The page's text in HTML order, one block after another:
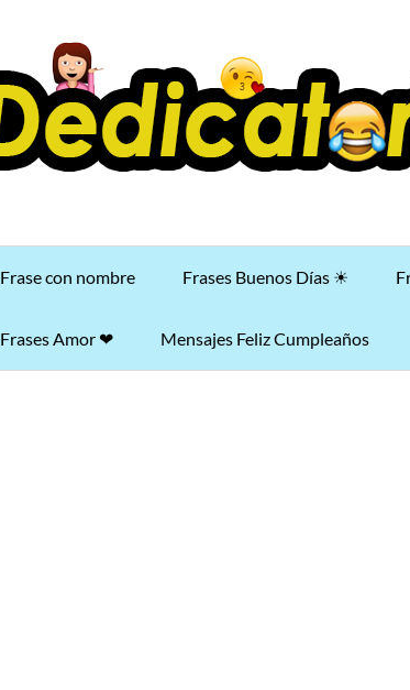
Frase con nombre Frases Buenos Días ☀
Frases Amor ❤ Mensajes Feliz Cumpleaños